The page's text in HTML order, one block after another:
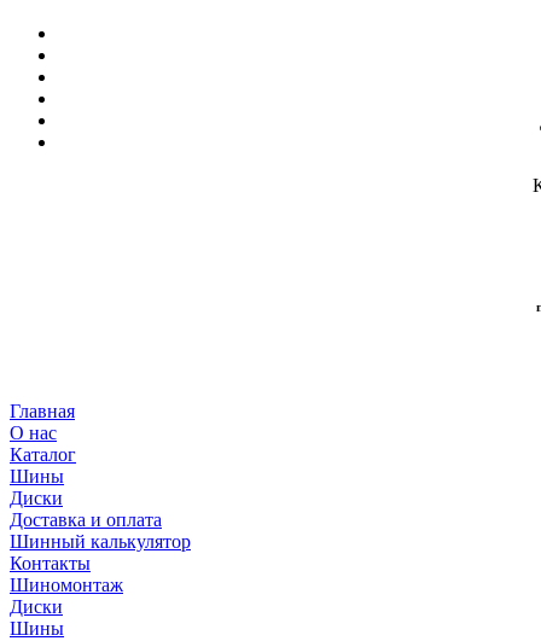
Главная
О нас
Каталог
Шины
Диски
Доставка и оплата
Шинный калькулятор
Контакты
Шиномонтаж
Диски
Шины